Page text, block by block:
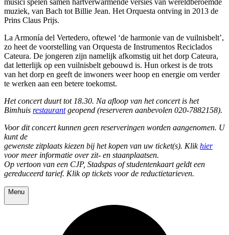
musici spelen samen hartverwarmende versies van wereldberoemde
muziek, van Bach tot Billie Jean. Het Orquesta ontving in 2013 de
Prins Claus Prijs.
La Armonía del Vertedero, oftewel ‘de harmonie van de vuilnisbelt’,
zo heet de voorstelling van Orquesta de Instrumentos Reciclados
Cateura. De jongeren zijn namelijk afkomstig uit het dorp Cateura,
dat letterlijk op een vuilnisbelt gebouwd is. Hun orkest is de trots
van het dorp en geeft de inwoners weer hoop en energie om verder
te werken aan een betere toekomst.
Het concert duurt tot 18.30. Na afloop van het concert is het
Bimhuis restaurantgeopend (reserveren aanbevolen 020-7882158).
Voor dit concert kunnen geen reserveringen worden aangenomen. U
kunt de
gewenste zitplaats kiezen bij het kopen van uw ticket(s). Klikhier
voor meer informatie over zit- en staanplaatsen.
Op vertoon van een CJP, Stadspas of studentenkaart geldt een
gereduceerd tarief. Klik op tickets voor de reductietarieven.
Menu